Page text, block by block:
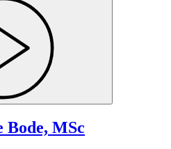
Bode, MSc